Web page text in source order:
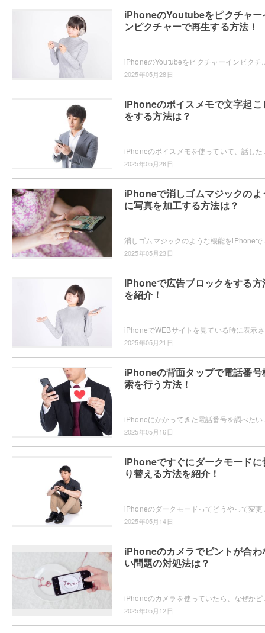
iPhoneのYoutubeをピクチャー
ンピクチャーで再生する方法！
2025年05月28日
iPhoneのボイスメモで文字起こ
をする方法は？
2025年05月26日
iPhoneで消しゴムマジックのよ
に写真を加工する方法は？
2025年05月23日
iPhoneで広告ブロックをする方
を紹介！
2025年05月21日
iPhoneの背面タップで電話番号
索を行う方法！
2025年05月16日
iPhoneですぐにダークモードに
り替える方法を紹介！
2025年05月14日
iPhoneのカメラでピントが合わ
い問題の対処法は？
2025年05月12日